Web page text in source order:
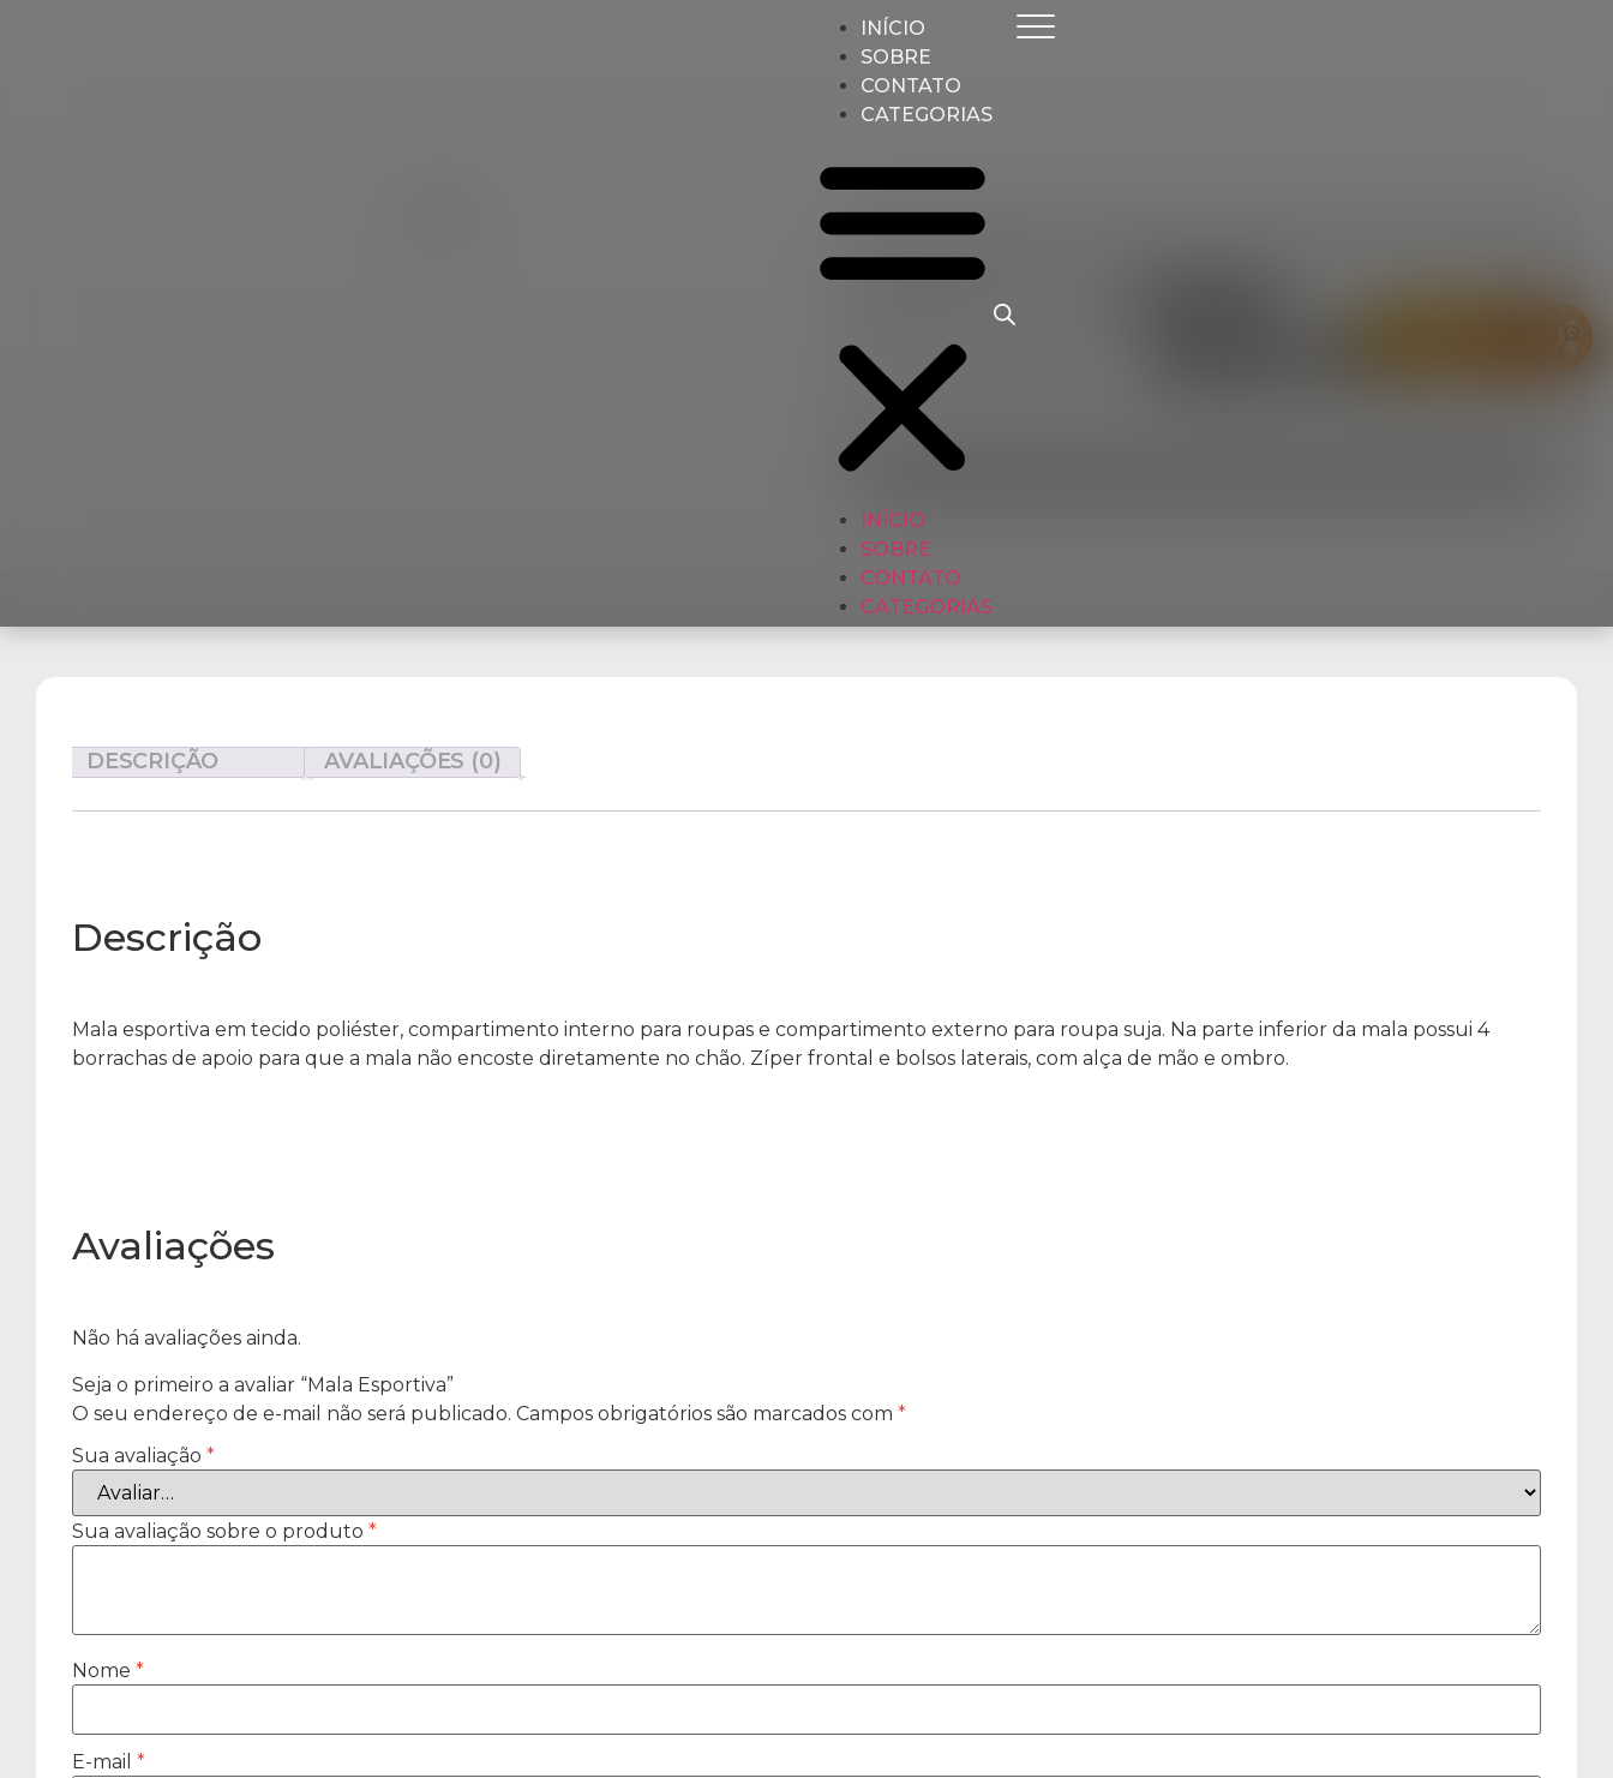
INÍCIO
SOBRE
CONTATO
CATEGORIAS
INÍCIO
SOBRE
CONTATO
CATEGORIAS
Malas
DESCRIÇÃO AVALIAÇÕES (0)
Descrição
Mala esportiva em tecido poliéster, compartimento interno para roupas e compartimento externo para roupa suja. Na parte inferior da mala possui 4
borrachas de apoio para que a mala não encoste diretamente no chão. Zíper frontal e bolsos laterais, com alça de mão e ombro.
Avaliações
Não há avaliações ainda.
Seja o primeiro a avaliar “Mala Esportiva”
O seu endereço de e-mail não será publicado. Campos obrigatórios são marcados com *
Sua avaliação *
Sua avaliação sobre o produto *
Nome *
E-mail *